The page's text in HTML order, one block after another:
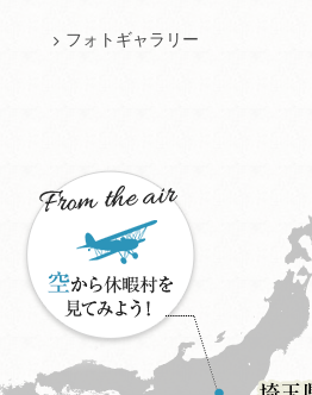
フォトギャラリー